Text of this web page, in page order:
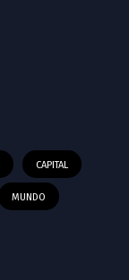
CAPITAL
MUNDO